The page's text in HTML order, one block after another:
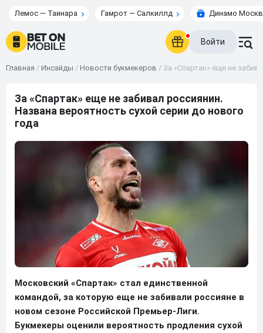
Лемос — Таинара Гамрот — Салкиллд Динамо
Войти
Главная / Инсайды / Новости букмекеров / За «Спартак» еще не
За «Спартак» еще не забивал россиянин.
Названа вероятность сухой серии до нового
года
Московский «Спартак» стал единственной
командой, за которую еще не забивали россияне в
новом сезоне Российской Премьер-Лиги.
Букмекеры оценили вероятность продления сухой